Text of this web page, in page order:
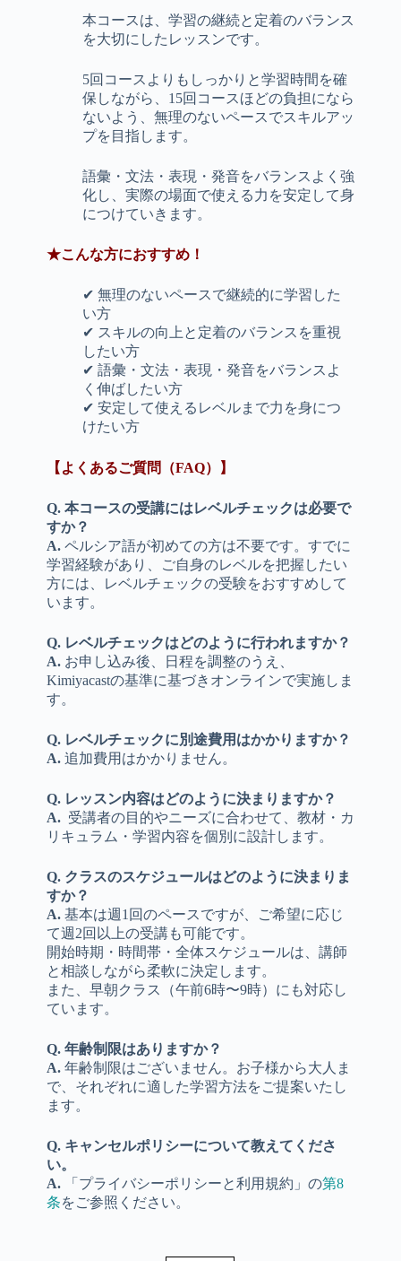
本コースは、学習の継続と定着のバランス
を大切にしたレッスンです。
5回コースよりもしっかりと学習時間を確
保しながら、15回コースほどの負担になら
ないよう、無理のないペースでスキルアッ
プを目指します。
語彙・文法・表現・発音をバランスよく強
化し、実際の場面で使える力を安定して身
につけていきます。
★こんな方におすすめ！
✔ 無理のないペースで継続的に学習した
い方
✔ スキルの向上と定着のバランスを重視
したい方
✔ 語彙・文法・表現・発音をバランスよ
く伸ばしたい方
✔ 安定して使えるレベルまで力を身につ
けたい方
【よくあるご質問（FAQ）】
Q. 本コースの受講にはレベルチェックは必要で
すか？
A. ペルシア語が初めての方は不要です。すでに
学習経験があり、ご自身のレベルを把握したい
方には、レベルチェックの受験をおすすめして
います。
Q. レベルチェックはどのように行われますか？
A. お申し込み後、日程を調整のうえ、
Kimiyacastの基準に基づきオンラインで実施しま
す。
Q. レベルチェックに別途費用はかかりますか？
A. 追加費用はかかりません。
Q. レッスン内容はどのように決まりますか？
A. 受講者の目的やニーズに合わせて、教材・カ
リキュラム・学習内容を個別に設計します。
Q. クラスのスケジュールはどのように決まりま
すか？
A. 基本は週1回のペースですが、ご希望に応じ
て週2回以上の受講も可能です。
開始時期・時間帯・全体スケジュールは、講師
と相談しながら柔軟に決定します。
また、早朝クラス（午前6時〜9時）にも対応し
ています。
Q. 年齢制限はありますか？
A. 年齢制限はございません。お子様から大人ま
で、それぞれに適した学習方法をご提案いたし
ます。
Q. キャンセルポリシーについて教えてくださ
い。
A.
「プライバシーポリシーと利用規約」の第8
条をご参照ください。